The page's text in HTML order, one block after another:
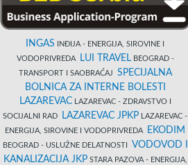
INGAS INĐIJA - ENERGIJA, SIROVINE I
VODOPRIVREDA
LUI TRAVELBEOGRAD -
TRANSPORT I SAOBRAĆAJ SPECIJALNA
BOLNICA ZA INTERNE BOLESTI
LAZAREVACLAZAREVAC - ZDRAVSTVO I
SOCIJALNI RAD
LAZAREVAC JPKP LAZAREVAC -
ENERGIJA, SIROVINE I VODOPRIVREDA
EKODIM
BEOGRAD - USLUŽNE DELATNOSTI VODOVOD I
KANALIZACIJA JKPSTARA PAZOVA - ENERGIJA,